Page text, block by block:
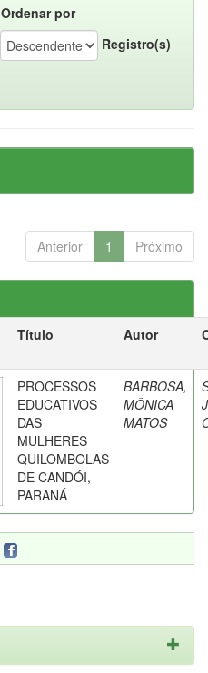
Ordenar por
Registro(s)
Anterior 1 Próximo
Título Autor
PROCESSOS
EDUCATIVOS
DAS
MULHERES
QUILOMBOLAS
DE CANDÓI,
PARANÁ
BARBOSA,
MÔNICA
MATOS